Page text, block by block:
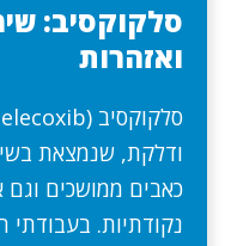
סלקוקסיב:
ואזהרות
ודלקת, שנמצאת
כאבים ממושכים
נקודתיות. בעבודתי